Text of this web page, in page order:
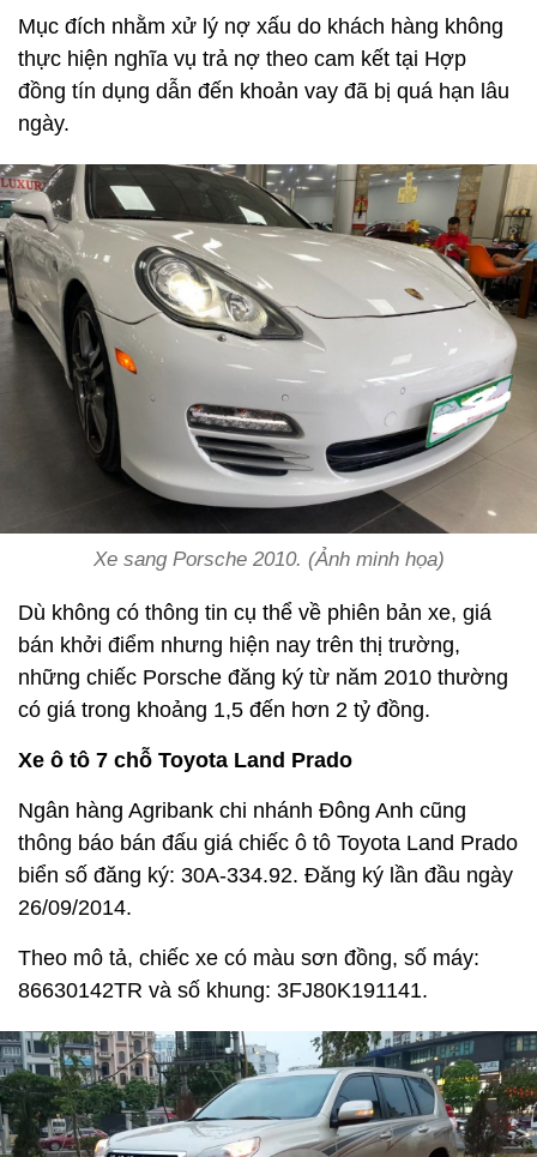
Mục đích nhằm xử lý nợ xấu do khách hàng không
thực hiện nghĩa vụ trả nợ theo cam kết tại Hợp
đồng tín dụng dẫn đến khoản vay đã bị quá hạn lâu
ngày.
Xe sang Porsche 2010. (Ảnh minh họa)
Dù không có thông tin cụ thể về phiên bản xe, giá
bán khởi điểm nhưng hiện nay trên thị trường,
những chiếc Porsche đăng ký từ năm 2010 thường
có giá trong khoảng 1,5 đến hơn 2 tỷ đồng.
Xe ô tô 7 chỗ Toyota Land Prado
Ngân hàng Agribank chi nhánh Đông Anh cũng
thông báo bán đấu giá chiếc ô tô Toyota Land Prado
biển số đăng ký: 30A-334.92. Đăng ký lần đầu ngày
26/09/2014.
Theo mô tả, chiếc xe có màu sơn đồng, số máy:
86630142TR và số khung: 3FJ80K191141.